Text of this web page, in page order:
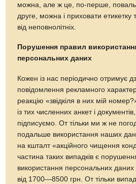
можна, але ж це, по-перше,
друге, можна і приховати етикетку
від неповнолітніх.
Порушення правил
персональних даних
Кожен із нас періодично отримує
повідомлення рекламного
реакцію «звідкіля в них мій
із тих численних анкет і
підписуємо. От тільки ми ж не
подальше використання наших
на кшталт «акційного чищення
частина таких випадків є
використання персональних
від 1700—8500 грн. От тільки